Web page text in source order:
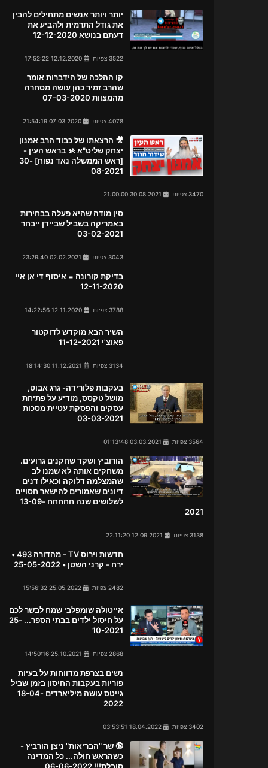
יותר ויותר אנשים מתחילים להבין
את גודל התרמית ולהביע את
דעתם בנושא 12-12-2020
3522 צפיות
קו ההלכה של הידברות אומר
שהרב זמיר כהן עושה מסחרה
מהמצוות 07-03-2020
4078 צפיות
🎥 הרצאתו של כבוד הרב אמנון
יצחק שליט"א 🚸 בראש העין -
[ראש הממשלה נאד נפוח] 30-
08-2021
3470 צפיות
סין מודה שהיא פעלה בבחירות
באמריקה בשביל שביידן ייבחר
03-02-2021
3043 צפיות
בדיקת קורונה = איסוף די אן איי
12-11-2020
3788 צפיות
השיר הבא מוקדש לדוקטור
פאוצ'י 11-12-2021
3134 צפיות
בעקבות פלורידה- גרג אבוט,
מושל טקסס, מודיע על פתיחת
עסקים והפסקת עטיית מסכות
03-03-2021
3564 צפיות
הורוביץ ושקד שחקנים גרועים.
משחקים אותה לא שמנו לב
שהמצלמה דלוקה וכאילו דנים
דיונים שאמורים להישאר חסויים
לשלושים שנה חחחחח 13-09-
2021
3138 צפיות
חדשות וירוס TV - מהדורה 493 •
ירח - קרני השטן • 25-05-2022
2482 צפיות
אייטולה שומפלבי שמח לבשר לכם
על חיסול ילדים בבתי הספר... 25-
10-2021
2868 צפיות
נשים בצרפת מדווחות על בעיות
פוריות בעקבות החיסון בזמן שביל
גייטס עושה מיליארדים 18-04-
2022
3402 צפיות
🔞 שר "הבריאות" ניצן הורביץ -
כשהראש חולה... כל המדינה